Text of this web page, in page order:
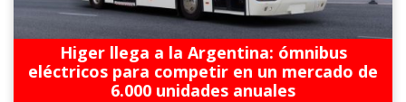
Higer llega a la Argentina: ómnibus
eléctricos para competir en un mercado de
6.000 unidades anuales